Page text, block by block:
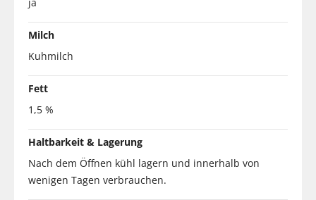
Milch
Kuhmilch
Fett
1,5 %
Haltbarkeit & Lagerung
Nach dem Öffnen kühl lagern und innerhalb von
wenigen Tagen verbrauchen.